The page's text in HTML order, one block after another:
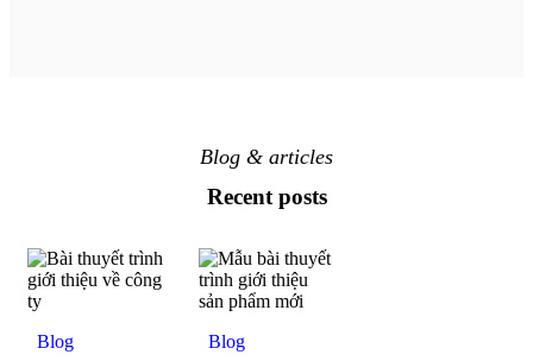
Blog & articles
Recent posts
Blog Blog